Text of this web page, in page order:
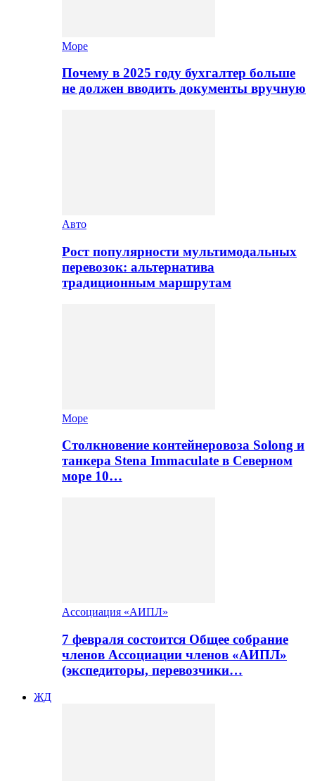
Море
Почему в 2025 году бухгалтер больше
не должен вводить документы вручную
Авто
Рост популярности мультимодальных
перевозок: альтернатива
традиционным маршрутам
Море
Столкновение контейнеровоза Solong и
танкера Stena Immaculate в Северном
море 10…
Ассоциация «АИПЛ»
7 февраля состоится Общее собрание
членов Ассоциации членов «АИПЛ»
(экспедиторы, перевозчики…
ЖД